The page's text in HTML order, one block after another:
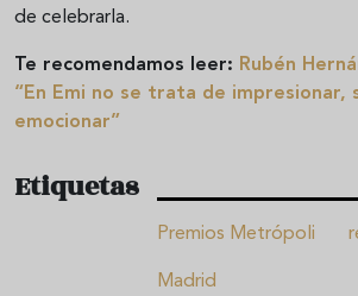
de celebrarla.
Te recomendamos leer: Rubén
“En Emi no se trata de impresionar,
emocionar”
Etiquetas
Premios Metrópoli
Madrid